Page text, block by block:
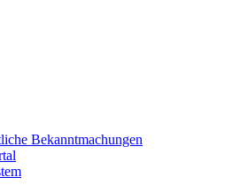
Bekanntmachungen